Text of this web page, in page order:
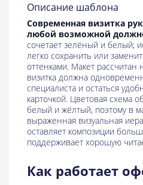
Описание шаблона
Современная визитка
любой возможной
сочетает зелёный и белый;
легко сохранить или
оттенками. Макет рассчитан
визитка должна
специалиста и остаться
карточкой. Цветовая схема
белый и жёлтый, поэтому в
выраженная визуальная
оставляет композиции
поддерживает хорошую
Как работает